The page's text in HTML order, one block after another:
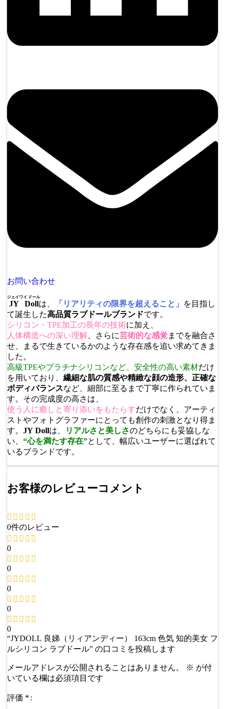
お問い合わせ
JY Doll
ジェイワイ ドール
は、 「リアリティの限界を超えること」
を目指し
て誕生した高品質ラブドールブランドです。
シリコン・TPE加工の長年の技術に加え、
人体構造への深い理解 、さらに芸術的な感覚までを融合さ
せ、まるで生きているかのような存在感を追い求めてきま
した。
高級TPEやプラチナシリコンなど、安全性の高い素材だけ
を用いており、 繊細な肌の質感や精緻な顔の造形、正確な
ボディバランスなど、細部に至るまで丁寧に作られていま
す。その完成度の高さは、
使う人に癒しと寄り添いをもたらすだけでなく、アーティ
ストやフォトグラファーにとっても創作の刺激となり得ま
す。 JY Dollは、 リアルさと美しさのどちらにも妥協しな
い、 “心を満たす存在”として、幅広いユーザーに選ばれて
いるブランドです。
お客様のレビューコメント
0件のレビュー
0
0
0
0
0
“JYDOLL 良娣（リィアンディー） 163cm 色気 知的美女 フ
ルシリコン ラブドール” の口コミを投稿します
メールアドレスが公開されることはありません。 ※ が付
いている欄は必須項目です
評価 *